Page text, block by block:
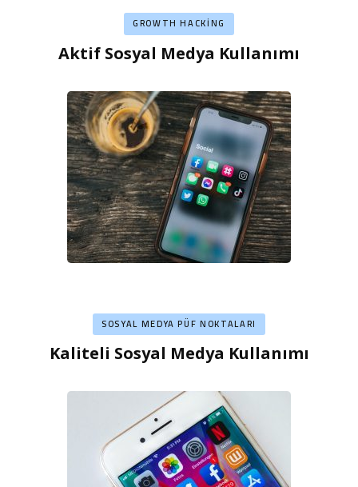
GROWTH HACKING
Aktif Sosyal Medya Kullanımı
SOSYAL MEDYA PÜF NOKTALARI
Kaliteli Sosyal Medya Kullanımı